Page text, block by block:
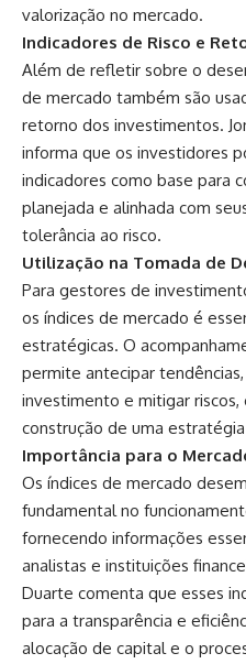
valorização no mercado.
Indicadores de Risco e
Além de refletir sobre o
de mercado também são
retorno dos investimentos.
informa que os investidores
indicadores como base para
planejada e alinhada com
tolerância ao risco.
Utilização na Tomada de
Para gestores de
os índices de mercado é
estratégicas. O
permite antecipar
investimento e mitigar riscos,
construção de uma
Importância para o
Os índices de mercado
fundamental no
fornecendo informações
analistas e instituições
Duarte comenta que esses
para a transparência e
alocação de capital e o